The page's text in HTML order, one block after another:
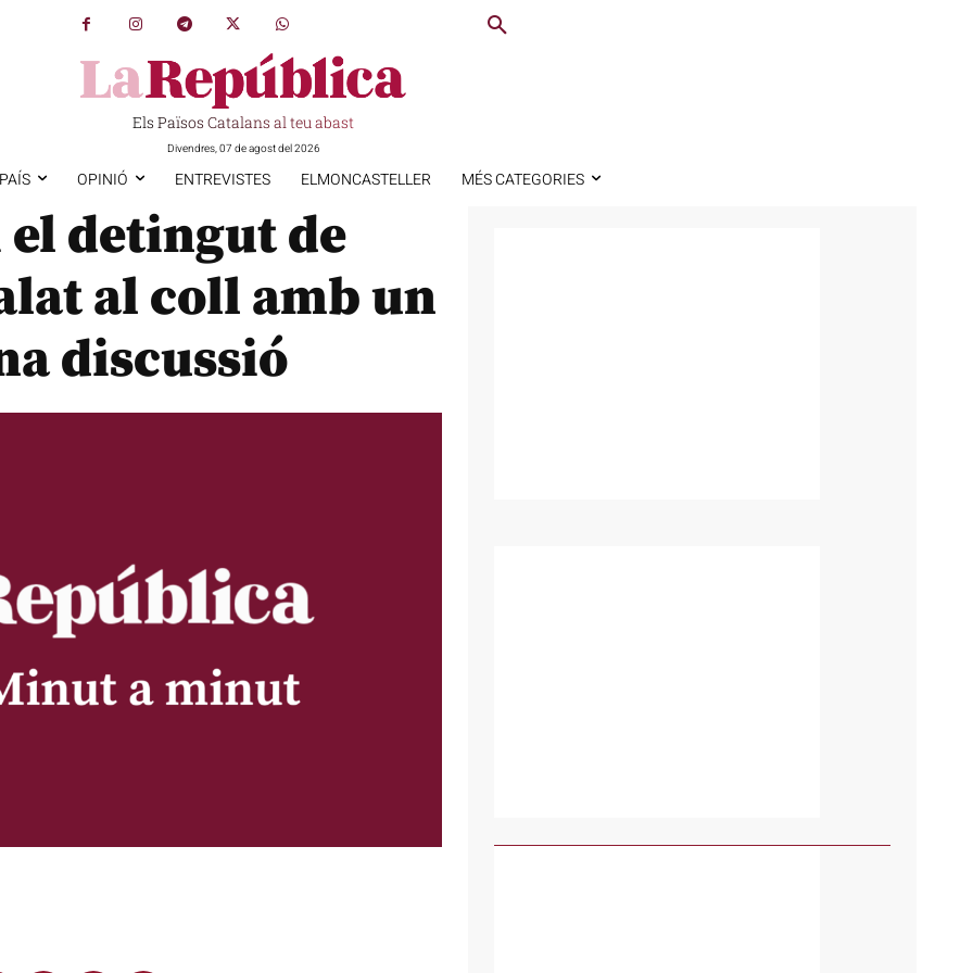
Els Països Catalans al teu abast
Divendres, 07 de agost del 2026
OPINIÓ ENTREVISTES ELMONCASTELLER MÉS CATEGORIES
el detingut de
al coll amb un
discussió